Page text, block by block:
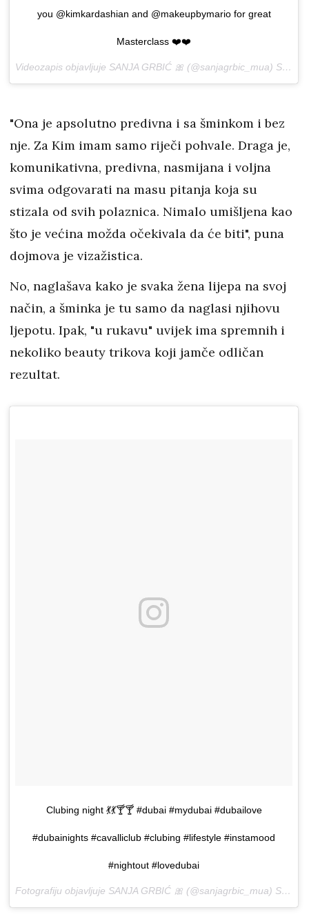
you @kimkardashian and @makeupbymario for great
Masterclass ❤️❤️
Videozapis objavljuje SANJA GRBIĆ 🎀 (@sanjagrbic_mua) Sij 14, 2017 u 7:02 PST
"Ona je apsolutno predivna i sa šminkom i bez
nje. Za Kim imam samo riječi pohvale. Draga je,
komunikativna, predivna, nasmijana i voljna
svima odgovarati na masu pitanja koja su
stizala od svih polaznica. Nimalo umišljena kao
što je većina možda očekivala da će biti", puna
dojmova je vizažistica.
No, naglašava kako je svaka žena lijepa na svoj
način, a šminka je tu samo da naglasi njihovu
ljepotu. Ipak, "u rukavu" uvijek ima spremnih i
nekoliko beauty trikova koji jamče odličan
rezultat.
Clubing night 💃💃🍸🍸 #dubai #mydubai #dubailove
#dubainights #cavalliclub #clubing #lifestyle #instamood
#nightout #lovedubai
Fotografiju objavljuje SANJA GRBIĆ 🎀 (@sanjagrbic_mua) Sij 17, 2017 u 12:21 PST